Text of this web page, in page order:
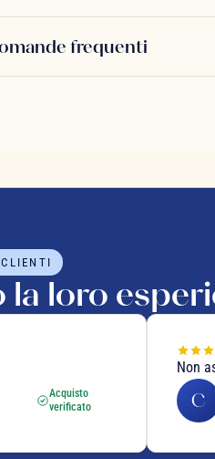
frequenti
loro
Acquisto
verificato
Non
C